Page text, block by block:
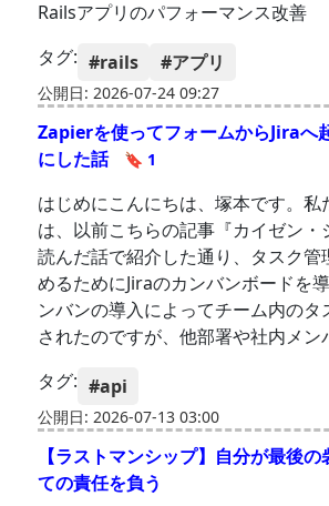
Railsアプリのパフォーマンス改善
タグ: #rails #アプリ
公開日: 2026-07-24 09:27
Zapierを使ってフォームからJiraへ
にした話
🔖 1
はじめにこんにちは、塚本です。私
は、以前こちらの記事『カイゼン・
読んだ話で紹介した通り、タスク管
めるためにJiraのカンバンボードを
ンバンの導入によってチーム内のタ
されたのですが、他部署や社内メン
タグ: #api
公開日: 2026-07-13 03:00
【ラストマンシップ】自分が最後
ての責任を負う